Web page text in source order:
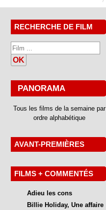
RECHERCHE DE FILM
OK
PANORAMA
Tous les films de la semaine par
ordre alphabétique
AVANT-PREMIÈRES
FILMS + COMMENTÉS
Adieu les cons
Billie Holiday, Une affaire